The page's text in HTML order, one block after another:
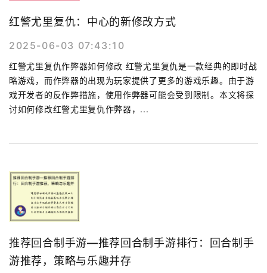
红警尤里复仇：中心的新修改方式
2025-06-03 07:43:10
红警尤里复仇作弊器如何修改 红警尤里复仇是一款经典的即时战
略游戏，而作弊器的出现为玩家提供了更多的游戏乐趣。由于游
戏开发者的反作弊措施，使用作弊器可能会受到限制。本文将探
讨如何修改红警尤里复仇作弊器，...
推荐回合制手游—推荐回合制手游排行：回合制手
游推荐，策略与乐趣并存